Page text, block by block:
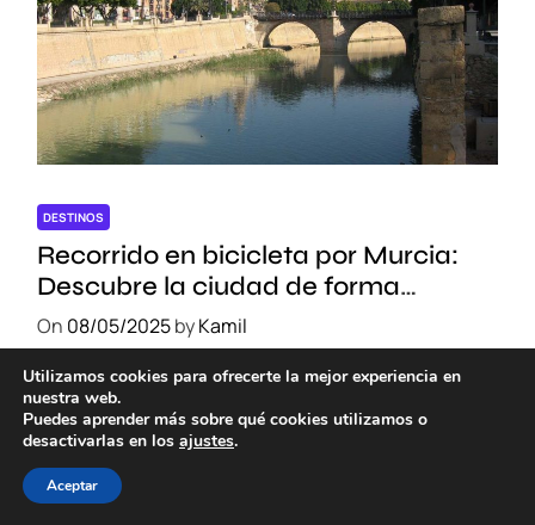
DESTINOS
Recorrido en bicicleta por Murcia:
Descubre la ciudad de forma
sostenible
On 08/05/2025byKamil
Política de cookies
Utilizamos cookies para ofrecerte la mejor experiencia en
nuestra web.
Puedes aprender más sobre qué cookies utilizamos o
desactivarlas en los ajustes.
Aceptar